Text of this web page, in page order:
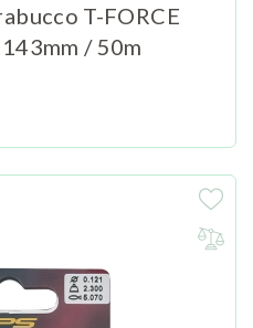
T-FORCE
/ 50m